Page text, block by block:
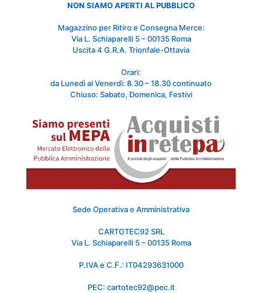
NON SIAMO APERTI AL PUBBLICO
Magazzino per Ritiro e Consegna Merce:
Via L. Schiaparelli 5 – 00135 Roma
Uscita 4 G.R.A. Trionfale-Ottavia
Orari:
da Lunedì al Venerdì: 8.30 – 18.30 continuato
Chiuso: Sabato, Domenica, Festivi
Sede Operativa e Amministrativa
CARTOTEC92 SRL
Via L. Schiaparelli 5 – 00135 Roma
P.IVA e C.F.: IT04293631000
PEC: cartotec92@pec.it